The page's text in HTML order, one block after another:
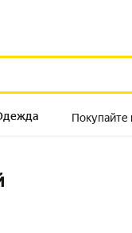
Покупайте